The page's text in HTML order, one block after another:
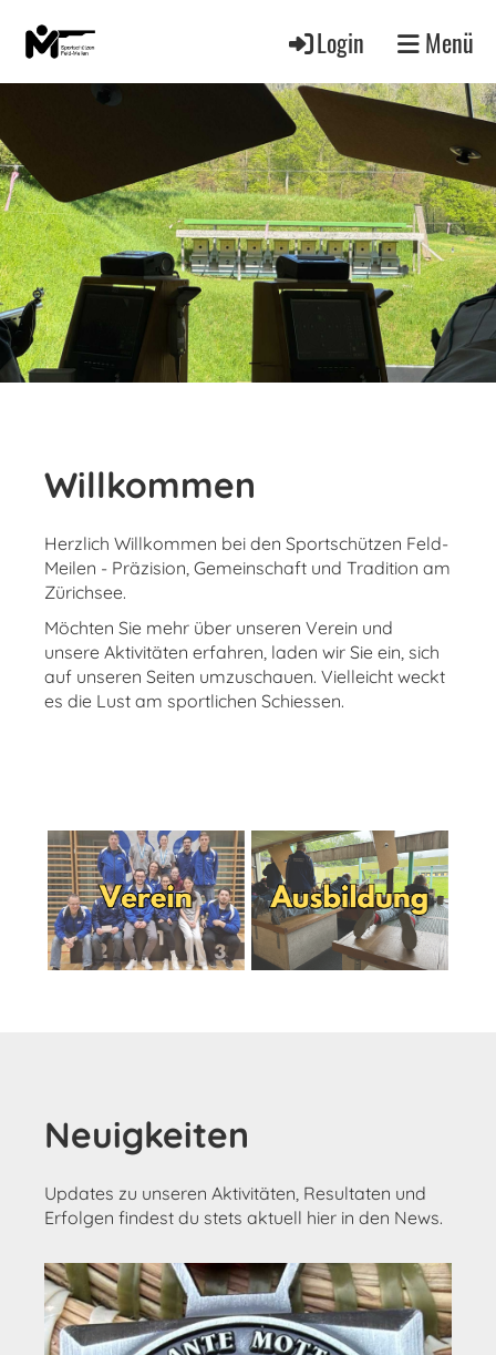
Login Menü
Willkommen
Herzlich Willkommen bei den Sportschützen Feld-
Meilen - Präzision, Gemeinschaft und Tradition am
Zürichsee.
Möchten Sie mehr über unseren Verein und
unsere Aktivitäten erfahren, laden wir Sie ein, sich
auf unseren Seiten umzuschauen. Vielleicht weckt
es die Lust am sportlichen Schiessen.
Neuigkeiten
Updates zu unseren Aktivitäten, Resultaten und
Erfolgen findest du stets aktuell hier in den News.